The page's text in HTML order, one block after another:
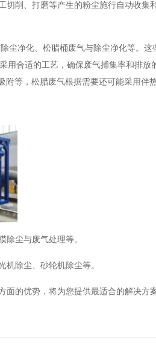
切削、打磨等产生的粉尘施行自动收集
尘净化、松腊桶废气与除尘净化等。这
用合适的工艺，确保废气捕集率和排放
附等，松腊废气根据需要还可能采用伴
尘与废气处理等。
除尘、砂轮机除尘等。
面的优势，将为您提供最适合的解决方